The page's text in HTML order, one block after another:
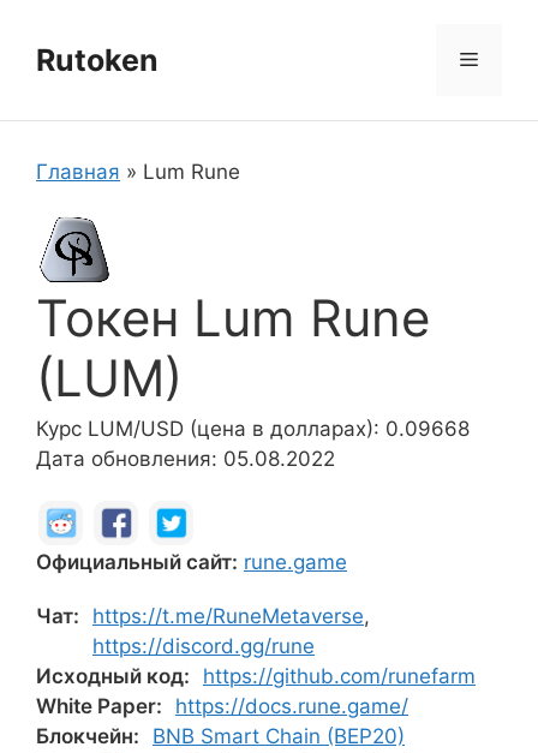
содержимому
Rutoken Меню
Главная » Lum Rune
Токен Lum Rune
(LUM)
Курс LUM/USD (цена в долларах): 0.09668
Дата обновления: 05.08.2022
Официальный сайт: rune.game
Чат: https://t.me/RuneMetaverse,
https://discord.gg/rune
Исходный код:
https://github.com/runefarm
White Paper:
https://docs.rune.game/
Блокчейн:
BNB Smart Chain (BEP20)